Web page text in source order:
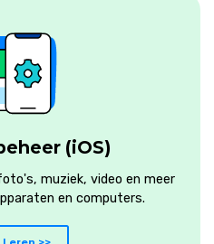
(iOS)
muziek, video en meer
en computers.